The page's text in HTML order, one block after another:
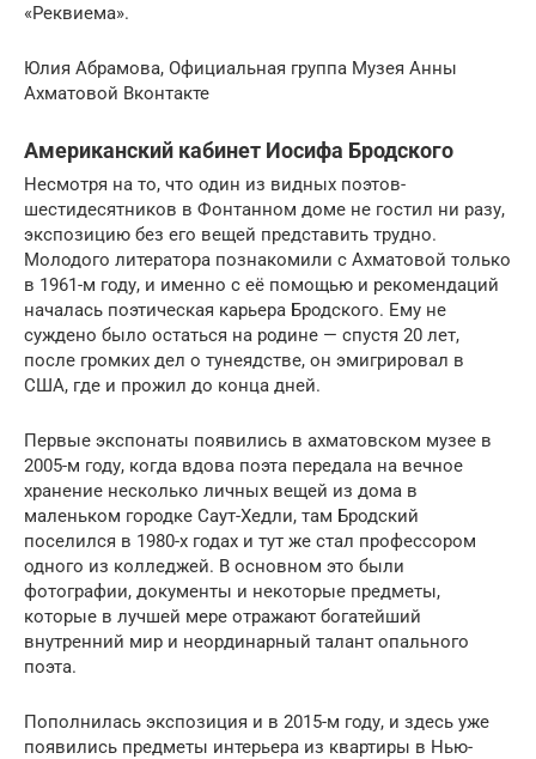
«Реквиема».
Юлия Абрамова, Официальная группа Музея Анны
Ахматовой Вконтакте
Американский кабинет Иосифа Бродского
Несмотря на то, что один из видных поэтов-
шестидесятников в Фонтанном доме не гостил ни разу,
экспозицию без его вещей представить трудно.
Молодого литератора познакомили с Ахматовой только
в 1961-м году, и именно с её помощью и рекомендаций
началась поэтическая карьера Бродского. Ему не
суждено было остаться на родине — спустя 20 лет,
после громких дел о тунеядстве, он эмигрировал в
США, где и прожил до конца дней.
Первые экспонаты появились в ахматовском музее в
2005-м году, когда вдова поэта передала на вечное
хранение несколько личных вещей из дома в
маленьком городке Саут-Хедли, там Бродский
поселился в 1980-х годах и тут же стал профессором
одного из колледжей. В основном это были
фотографии, документы и некоторые предметы,
которые в лучшей мере отражают богатейший
внутренний мир и неординарный талант опального
поэта.
Пополнилась экспозиция и в 2015-м году, и здесь уже
появились предметы интерьера из квартиры в Нью-